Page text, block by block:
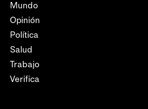
Mundo
Opinión
Política
Salud
Trabajo
Verifica